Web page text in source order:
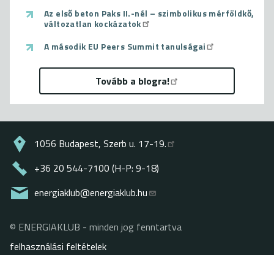
Az első beton Paks II.-nél – szimbolikus mérföldkő,
változatlan kockázatok
A második EU Peers Summit tanulságai
Tovább a blogra!
1056 Budapest, Szerb u. 17-19.
+36 20 544-7100 (H-P: 9-18)
energiaklub@energiaklub.hu
Lábléc
© ENERGIAKLUB - minden jog fenntartva
felhasználási feltételek